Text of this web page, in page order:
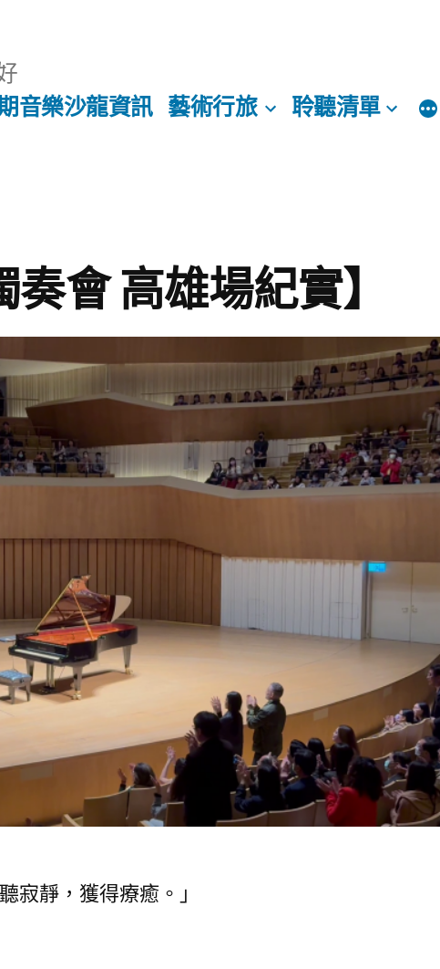
音樂沙龍資訊 藝術行旅 聆聽清單
會 高雄場紀實】
寂靜，獲得療癒。」